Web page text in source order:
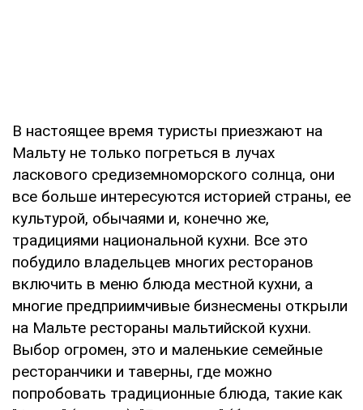
В настоящее время туристы приезжают на
Мальту не только погреться в лучах
ласкового средиземноморского солнца, они
все больше интересуются историей страны, ее
культурой, обычаями и, конечно же,
традициями национальной кухни. Все это
побудило владельцев многих ресторанов
включить в меню блюда местной кухни, а
многие предприимчивые бизнесмены открыли
на Мальте рестораны мальтийской кухни.
Выбор огромен, это и маленькие семейные
ресторанчики и таверны, где можно
попробовать традиционные блюда, такие как